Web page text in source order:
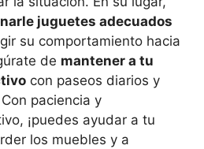
juguetes adecuados
su comportamiento hacia
de mantener a tu
con paseos diarios y
paciencia y
¡puedes ayudar a tu
los muebles y a